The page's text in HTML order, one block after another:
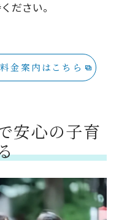
ださい。
案内はこちら
安心の子育